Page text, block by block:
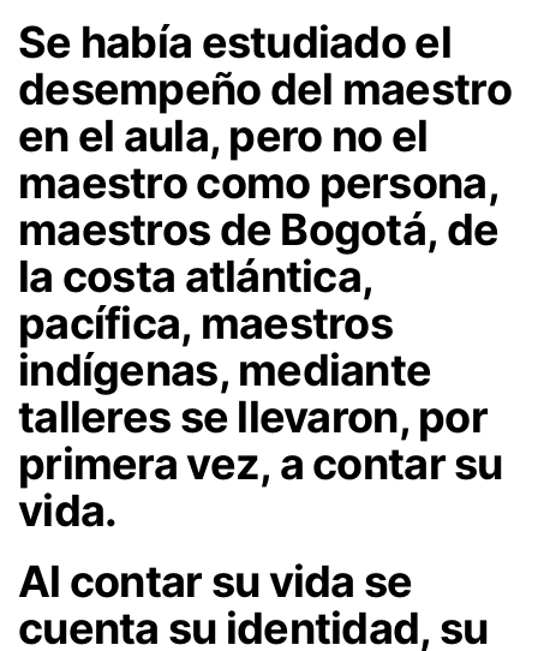
Se había estudiado el
desempeño del maestro
en el aula, pero no el
maestro como persona,
maestros de Bogotá, de
la costa atlántica,
pacífica, maestros
indígenas, mediante
talleres se llevaron, por
primera vez, a contar su
vida.
Al contar su vida se
cuenta su identidad, su